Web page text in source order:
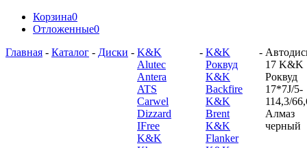
Корзина0
Отложенные0
Главная - Каталог - Диски - K&K
Alutec
Antera
ATS
Carwel
Dizzard
IFree
K&K
- K&K
Роквуд
K&K
Backfire
K&K
Brent
K&K
Flanker
-
17 K&K
Роквуд
17*7J/5-
114,3/
Алмаз
черный